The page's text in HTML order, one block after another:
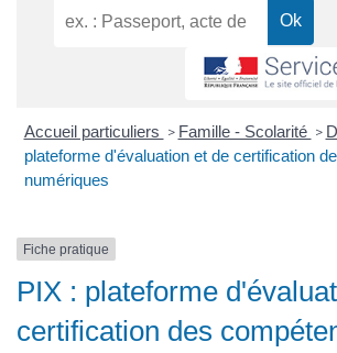
Accueil particuliers > Famille - Scolarité >
plateforme d'évaluation et de certification
numériques
Fiche pratique
PIX : plateforme
certification des